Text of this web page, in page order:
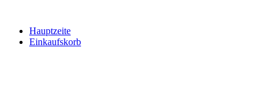
Hauptzeite
Einkaufskorb